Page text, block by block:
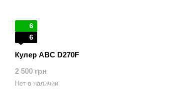
6
6
Кулер ABC D270F
2 500 грн
Нет в наличии